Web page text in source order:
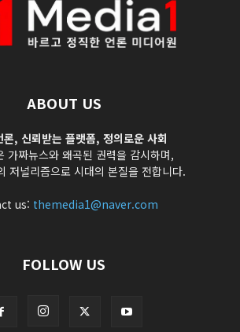
ABOUT US
론, 신뢰받는 플랫폼, 정의로운 사회
가짜뉴스와 왜곡된 권력을 감시하며,
저널리즘으로 시대의 본질을 전합니다.
us: themedia1@naver.com
FOLLOW US